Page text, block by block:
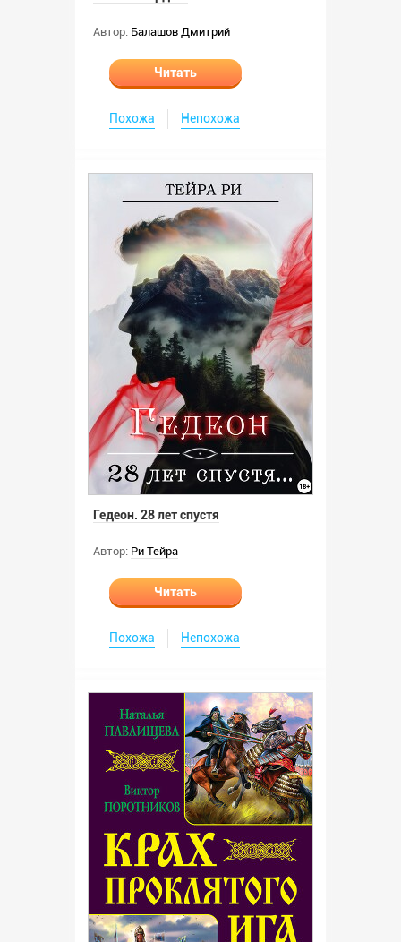
Автор: Балашов Дмитрий
Читать
Похожа Непохожа
Гедеон. 28 лет спустя
Автор: Ри Тейра
Читать
Похожа Непохожа